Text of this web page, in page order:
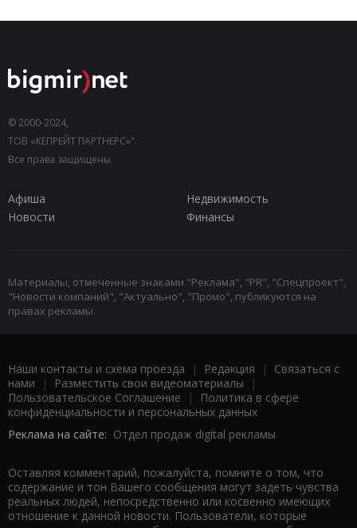
© 2000-2024,
ТОВ «КЕПРЕЙТ ПАРТНЕРС»".
Все права защищены.
Афиша
Недвижимость
Новости
Финансы
Материалы, отмеченные знаками "Реклама", "PR", "Спецпроект",
"Новости компаний", "Актуально", "Промо", публикуются на
правах рекламы.
Наши контакты и схема проезда | Редакция | Связаться с
нами | Разместить свои видеоматериалы |
Пользовательское Соглашение |
Политика в сфере
конфиденциальности и персональных данных
Реклама на сайте: Отдел продаж digital рекламы
Оставляя комментарий, пожалуйста, помните о том, что
содержание и тон Вашего сообщения могут задеть чувства
реальных людей, непосредственно или косвенно имеющих
отношение к данной новости. Пользователи, которые